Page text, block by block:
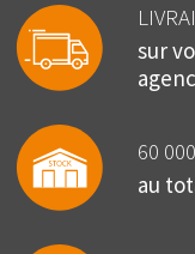
sur
60
au